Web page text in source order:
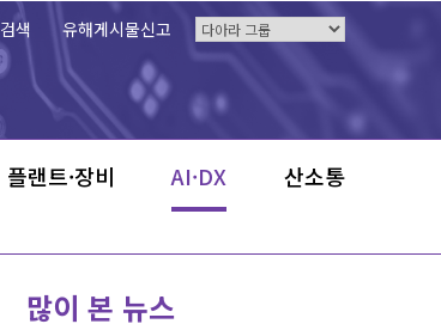
검색 유해게시물신고
플랜트·장비 AI·DX 산소통
많이 본 뉴스